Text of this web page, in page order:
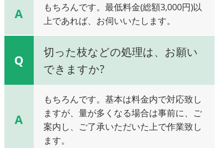
A
もちろんです。最低料金(総額3,000円)以
上であれば、お伺いいたします。
Q
切った枝などの処理は、お願い
できますか?
A
もちろんです。基本は料金内で対応致し
ますが、量が多くなる場合は事前に、ご
案内し、ご了承いただいた上で作業致し
ます。